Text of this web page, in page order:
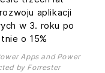
aplikacji
w 3. roku po
o 15%
Apps and Power
by Forrester